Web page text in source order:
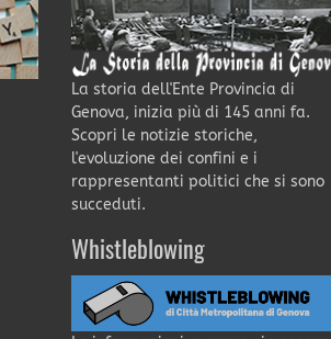
La storia dell'Ente Provincia di
Genova, inizia più di 145 anni fa.
Scopri le notizie storiche,
l'evoluzione dei confini e i
rappresentanti politici che si sono
succeduti.
Whistleblowing